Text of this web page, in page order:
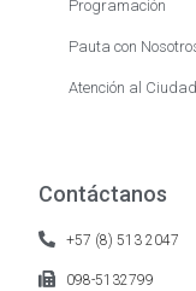
Programación
Pauta con
Atención al
Contáctanos
+57 (8) 513 2047
098-5132799